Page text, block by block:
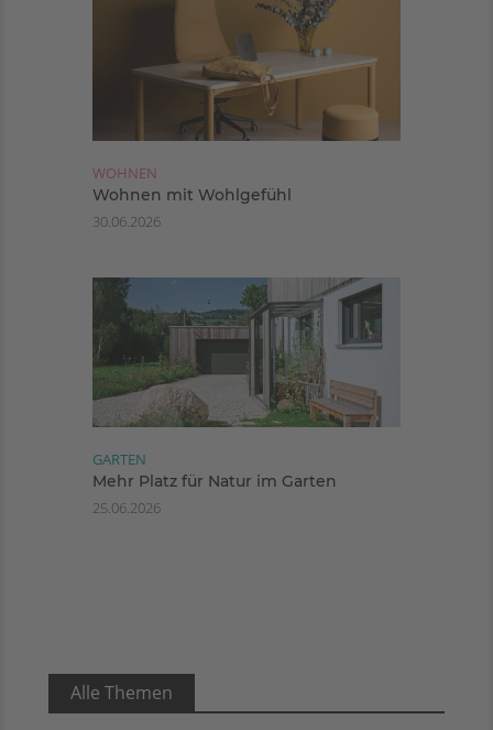
WOHNEN
Wohnen mit Wohlgefühl
30.06.2026
GARTEN
Mehr Platz für Natur im Garten
25.06.2026
Alle Themen